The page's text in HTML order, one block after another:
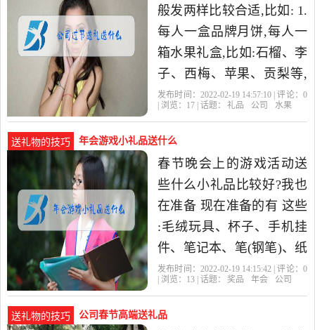
般发两样比较合适,比如: 1.
每人一盒品牌月饼,每人一
箱水果礼盒,比如:石榴、李
子、西梅、苹果、贡梨等,
也可以拼个果篮,各种水果
发布时间：2022-02-19 14:57:10 | 评论： 0
| 浏览： 17 | 话题： 礼品 公司 水果
送礼物的技巧 年会游戏小礼品送什么
春节晚会上的游戏活动送
些什么小礼品比较好?我也
在准备 现在准备的有 这些
:毛绒玩具、杯子、手机挂
件、笔记本、笔(钢笔)、纸
巾、筷子、热水袋、指甲
发布时间：2022-02-19 14:15:42 | 评论： 0
| 浏览： 13 | 话题： 奖品 年会 公司
送礼物的技巧 公司春节高端送礼品